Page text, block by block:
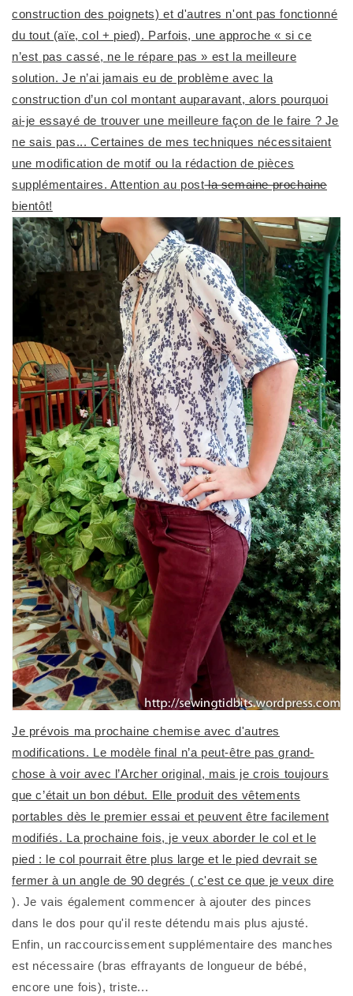
construction des poignets) et d'autres n'ont pas fonctionné
du tout (aïe, col + pied). Parfois, une approche « si ce
n’est pas cassé, ne le répare pas » est la meilleure
solution. Je n’ai jamais eu de problème avec la
construction d’un col montant auparavant, alors pourquoi
ai-je essayé de trouver une meilleure façon de le faire ? Je
ne sais pas... Certaines de mes techniques nécessitaient
une modification de motif ou la rédaction de pièces
supplémentaires. Attention au postla semaine prochaine
bientôt!
Je prévois ma prochaine chemise avec d'autres
modifications. Le modèle final n’a peut-être pas grand-
chose à voir avec l’Archer original, mais je crois toujours
que c’était un bon début. Elle produit des vêtements
portables dès le premier essai et peuvent être facilement
modifiés. La prochaine fois, je veux aborder le col et le
pied : le col pourrait être plus large et le pied devrait se
fermer à un angle de 90 degrés ( c'est ce que je veux dire
). Je vais également commencer à ajouter des pinces
dans le dos pour qu'il reste détendu mais plus ajusté.
Enfin, un raccourcissement supplémentaire des manches
est nécessaire (bras effrayants de longueur de bébé,
encore une fois), triste...